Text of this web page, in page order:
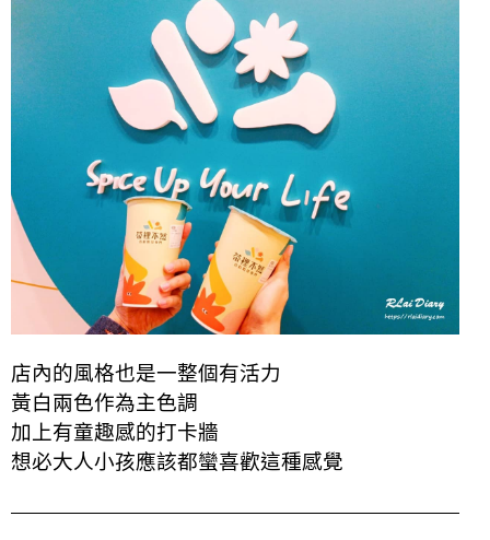
店內的風格也是一整個有活力
黃白兩色作為主色調
加上有童趣感的打卡牆
想必大人小孩應該都蠻喜歡這種感覺